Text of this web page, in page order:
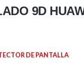
9D
DE PANTALLA